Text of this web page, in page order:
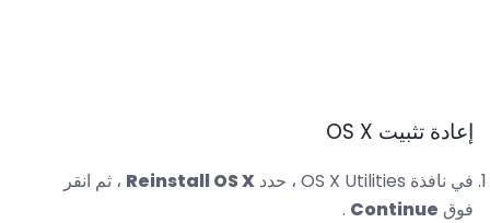
إعادة تثبيت OS X
في نافذة OS X Utilities ، حدد Reinstall OS X ، ثم انقر
فوق Continue
.